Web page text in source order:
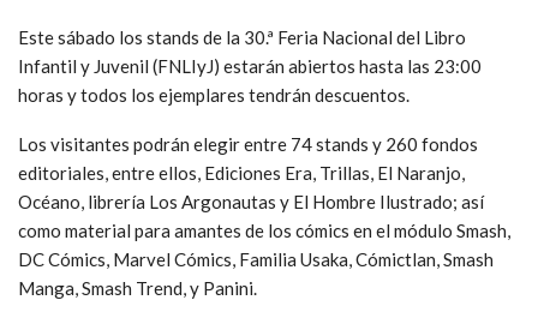
Este sábado los stands de la 30.ª Feria Nacional del Libro
Infantil y Juvenil (FNLIyJ) estarán abiertos hasta las 23:00
horas y todos los ejemplares tendrán descuentos.
Los visitantes podrán elegir entre 74 stands y 260 fondos
editoriales, entre ellos, Ediciones Era, Trillas, El Naranjo,
Océano, librería Los Argonautas y El Hombre Ilustrado; así
como material para amantes de los cómics en el módulo Smash,
DC Cómics, Marvel Cómics, Familia Usaka, Cómictlan, Smash
Manga, Smash Trend, y Panini.